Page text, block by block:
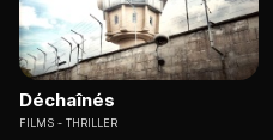
Déchaînés
FILMS THRILLER